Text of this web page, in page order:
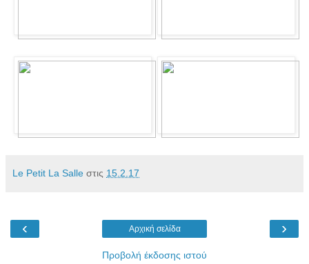
Le Petit La Salle στις 15.2.17
‹ ›
Αρχική σελίδα
Προβολή έκδοσης ιστού